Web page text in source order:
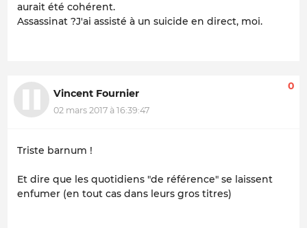
aurait été cohérent.
Assassinat ?J'ai assisté à un suicide en direct, moi.
Vincent Fournier
02 mars 2017 à 16:39:47
0
Triste barnum !
Et dire que les quotidiens "de référence" se laissent
enfumer (en tout cas dans leurs gros titres)